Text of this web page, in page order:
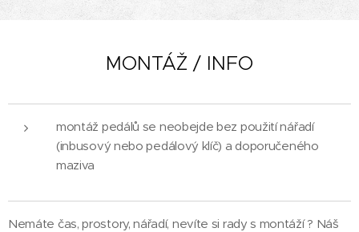
MONTÁŽ / INFO
montáž pedálů se neobejde bez použití nářadí
(inbusový nebo pedálový klíč) a doporučeného
maziva
Nemáte čas, prostory, nářadí, nevíte si rady s montáží ? Náš